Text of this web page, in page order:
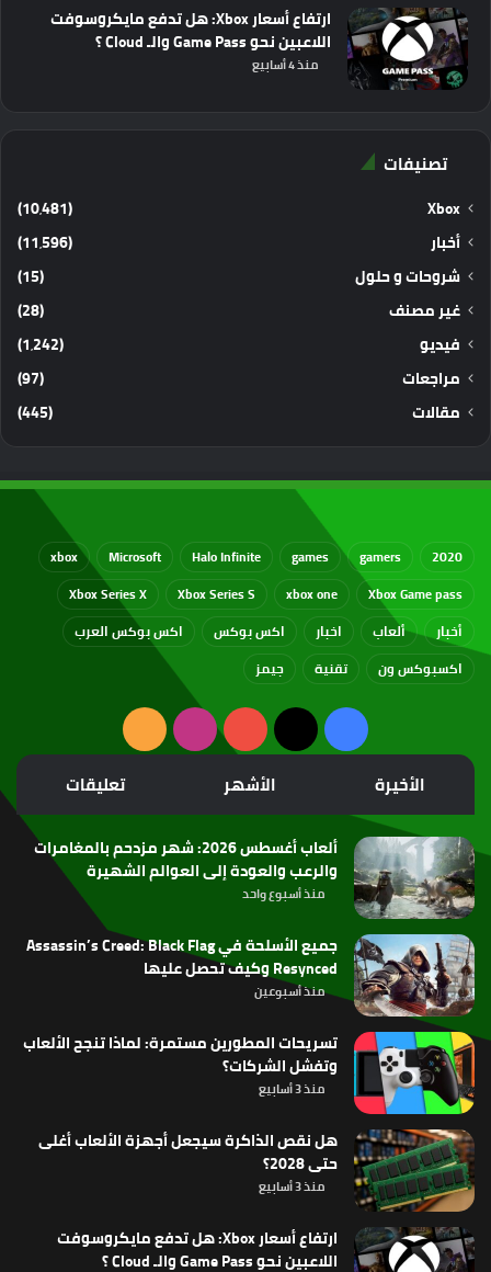
ارتفاع أسعار Xbox: هل تدفع مايكروسوفت
اللاعبين نحو Game Pass والـ Cloud ؟
منذ 4 أسابيع
تصنيفات
Xbox
(10٬481)
أخبار
(11٬596)
شروحات و حلول
(15)
غير مصنف
(28)
فيديو
(1٬242)
مراجعات
(97)
مقالات
(445)
2020
gamers
games
Halo Infinite
Microsoft
xbox
Xbox Game pass
xbox one
Xbox Series S
Xbox Series X
أخبار
ألعاب اخبار اكس بوكس
اكس بوكس العرب
اكسبوكس ون
تقنية جيمز
فيسبوك
‫X
‫YouTubeانستقرامملخص
الموقع
RSS
الأخيرة الأشهر تعليقات
ألعاب أغسطس 2026: شهر مزدحم بالمغامرات
والرعب والعودة إلى العوالم الشهيرة
منذ أسبوع واحد
جميع الأسلحة في Assassin’s Creed: Black Flag
Resynced وكيف تحصل عليها
منذ أسبوعين
تسريحات المطورين مستمرة: لماذا تنجح الألعاب
وتفشل الشركات؟
منذ 3 أسابيع
هل نقص الذاكرة سيجعل أجهزة الألعاب أغلى
حتى 2028؟
منذ 3 أسابيع
ارتفاع أسعار Xbox: هل تدفع مايكروسوفت
اللاعبين نحو Game Pass والـ Cloud ؟